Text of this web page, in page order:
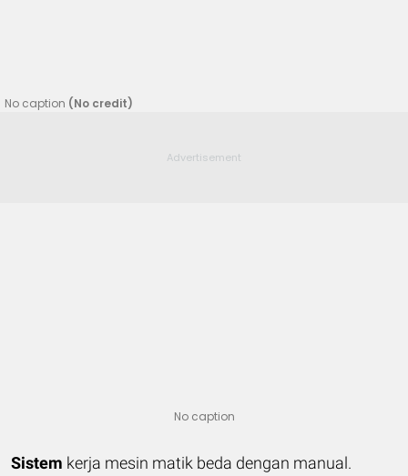
No caption (No credit)
No caption
Sistem kerja mesin matik beda dengan manual.